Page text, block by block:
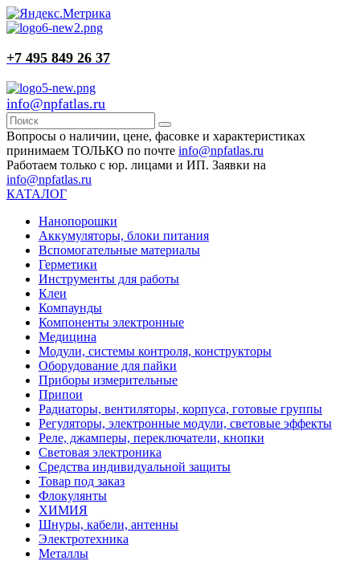
+7 495 849 26 37
info@npfatlas.ru
Вопросы о наличии, цене, фасовке и характеристиках
принимаем ТОЛЬКО по почте info@npfatlas.ru
Работаем только с юр. лицами и ИП. Заявки на
info@npfatlas.ru
КАТАЛОГ
Нанопорошки
Аккумуляторы, блоки питания
Вспомогательные материалы
Герметики
Инструменты для работы
Клеи
Компаунды
Компоненты электронные
Медицина
Модули, системы контроля, конструкторы
Оборудование для пайки
Приборы измерительные
Припои
Радиаторы, вентиляторы, корпуса, готовые группы
Регуляторы, электронные модули, световые эффекты
Реле, джамперы, переключатели, кнопки
Световая электроника
Средства индивидуальной защиты
Товар под заказ
Флокулянты
ХИМИЯ
Шнуры, кабели, антенны
Электротехника
Металлы